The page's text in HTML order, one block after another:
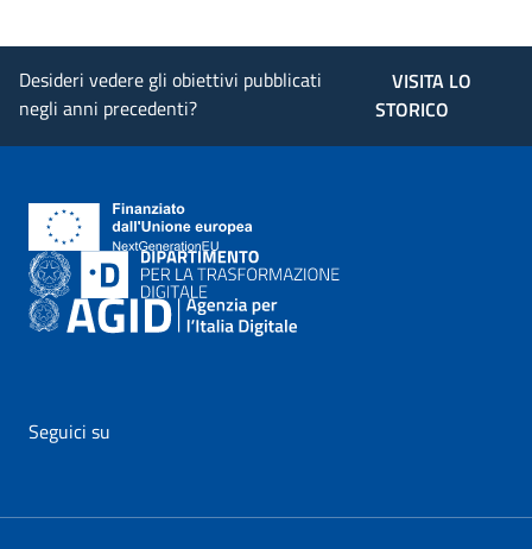
Desideri vedere gli obiettivi pubblicati
negli anni precedenti?
VISITA LO
STORICO
Seguici su